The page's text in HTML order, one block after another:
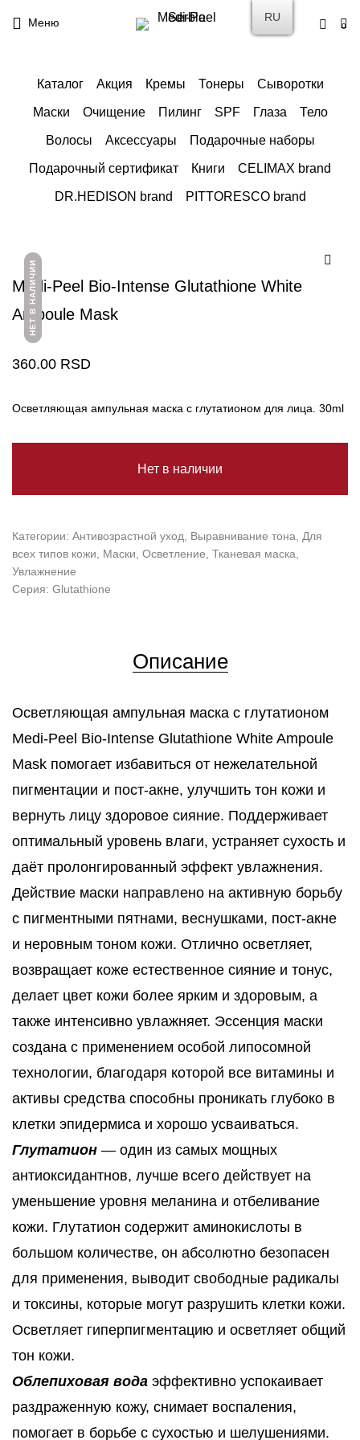
Меню 0
Каталог Акция Кремы Тонеры Сыворотки
Маски Очищение Пилинг SPF Глаза Тело
Волосы Аксессуары Подарочные наборы
Подарочный сертификат Книги CELIMAX brand
DR.HEDISON brand PITTORESCO brand
НЕТ В НАЛИЧИИ
Medi-Peel Bio-Intense Glutathione White
Ampoule Mask
360.00 RSD
Осветляющая ампульная маска с глутатионом для лица . 30ml
Нет в наличии
Категории: Антивозрастной уход Выравнивание тона
Для
всех типов кожи
Маски Осветление Тканевая маска
Увлажнение
Серия: Glutathione
Описание
Осветляющая ампульная маска с глутатионом
Medi-Peel Bio-Intense Glutathione White Ampoule
Mask помогает избавиться от нежелательной
пигментации и пост-акне, улучшить тон кожи и
вернуть лицу здоровое сияние. Поддерживает
оптимальный уровень влаги, устраняет сухость и
даёт пролонгированный эффект увлажнения.
Действие маски направлено на активную борьбу
с пигментными пятнами, веснушками, пост-акне
и неровным тоном кожи. Отлично осветляет,
возвращает коже естественное сияние и тонус,
делает цвет кожи более ярким и здоровым, а
также интенсивно увлажняет. Эссенция маски
создана с применением особой липосомной
технологии, благодаря которой все витамины и
активы средства способны проникать глубоко в
клетки эпидермиса и хорошо усваиваться.
Глутатион — один из самых мощных
антиоксидантнов, лучше всего действует на
уменьшение уровня меланина и отбеливание
кожи. Глутатион содержит аминокислоты в
большом количестве, он абсолютно безопасен
для применения, выводит свободные радикалы
и токсины, которые могут разрушить клетки кожи.
Осветляет гиперпигментацию и осветляет общий
тон кожи.
Облепиховая вода эффективно успокаивает
раздраженную кожу, снимает воспаления,
помогает в борьбе с сухостью и шелушениями.
RU